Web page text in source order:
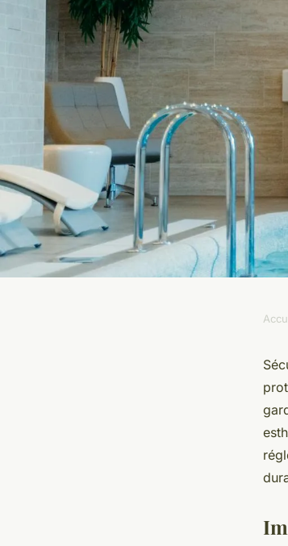
Garde-corps
sécuriser son